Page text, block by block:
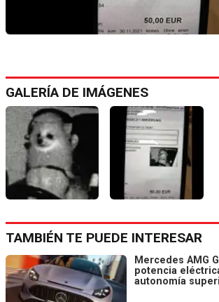
GALERÍA DE IMÁGENES
TAMBIÉN TE PUEDE INTERESAR
Mercedes AMG
potencia
autonomía